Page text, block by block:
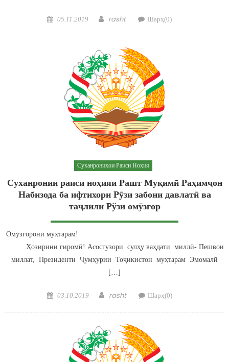
Posted on
05.11.2019 Author
rasht Шарҳ(0)
Суханрониҳои Раиси Ноҳия
Суханронии раиси ноҳияи Рашт Муқимӣ Раҳимҷон
Набизода ба ифтихори Рӯзи забони давлатӣ ва
таҷлили Рўзи омӯзгор
Омӯзгорони муҳтарам!
Ҳозирини гиромӣ! Асосгузори сулҳу ваҳдати миллӣ- Пешвои
миллат, Президенти Ҷумҳурии Тоҷикистон муҳтарам Эмомалӣ
[…]
Posted on
03.10.2019 Author
rasht Шарҳ(0)